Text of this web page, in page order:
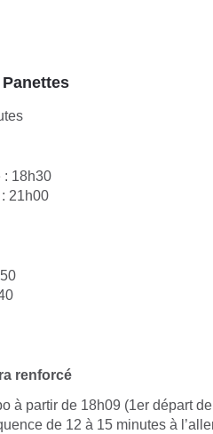
: 18h30
21h00
renforcé
à partir de 18h09 (1er départ
de 12 à 15 minutes à